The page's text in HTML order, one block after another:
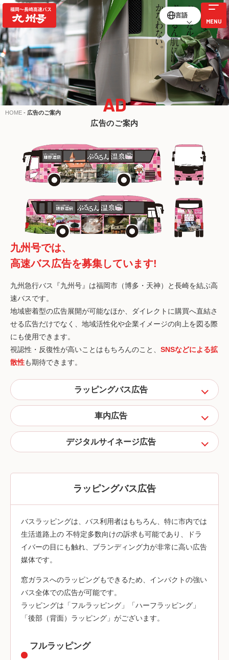
言語
HOME - 広告のご案内 AD
広告のご案内
九州号では、
高速バス広告を募集しています!
九州急行バス『九州号』は福岡市（博多・天神）と長崎を結ぶ高
速バスです。
地域密着型の広告展開が可能なほか、ダイレクトに購買へ直結さ
せる広告だけでなく、地域活性化や企業イメージの向上を図る際
にも使用できます。
視認性・反復性が高いことはもちろんのこと、 SNSなどによる拡
散性も期待できます。
ラッピングバス広告
車内広告
デジタルサイネージ広告
ラッピングバス広告
バスラッピングは、バス利用者はもちろん、特に市内では
生活道路上の 不特定多数向けの訴求も可能であり、ドラ
イバーの目にも触れ、ブランディング力が非常に高い広告
媒体です。
窓ガラスへのラッピングもできるため、インパクトの強い
バス全体での広告が可能です。
ラッピングは「フルラッピング」「ハーフラッピング」
「後部（背面）ラッピング」がございます。
フルラッピング